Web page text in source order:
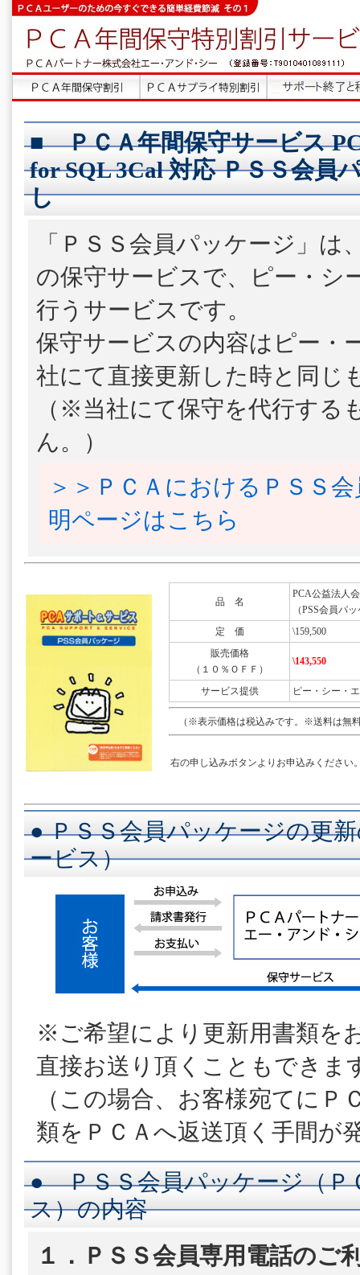
■ ＰＣＡ年間保守サービス
for SQL 3Cal 対応 ＰＳＳ会員
し
「ＰＳＳ会員パッケージ」は
の保守サービスで、ピー・シ
行うサービスです。
保守サービスの内容はピー・
社にて直接更新した時と同じ
（※当社にて保守を代行する
ん。）
＞＞ＰＣＡにおけるＰＳＳ
明ページはこちら
品 名
PCA公益法人
（PSS会員パ
定 価
\159,500
販売価格
（１０％ＯＦＦ）
\143,550
サービス提供 ピー・シー・
（※表示価格は税込みです。※送料は無
右の申し込みボタンよりお申込みください
● ＰＳＳ会員パッケージの更
ービス）
※ご希望により更新用書類を
直接お送り頂くこともできま
（この場合、お客様宛てにＰ
類をＰＣＡへ返送頂く手間が
● ＰＳＳ会員パッケージ（Ｐ
ス）の内容
１．ＰＳＳ会員専用電話のご